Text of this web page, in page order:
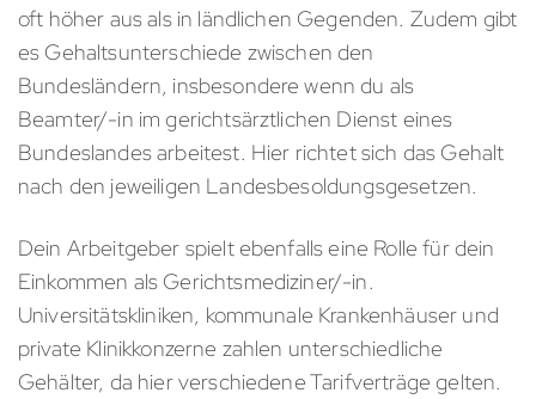
oft höher aus als in ländlichen Gegenden. Zudem gibt
es Gehaltsunterschiede zwischen den
Bundesländern, insbesondere wenn du als
Beamter/-in im gerichtsärztlichen Dienst eines
Bundeslandes arbeitest. Hier richtet sich das Gehalt
nach den jeweiligen Landesbesoldungsgesetzen.
Dein Arbeitgeber spielt ebenfalls eine Rolle für dein
Einkommen als Gerichtsmediziner/-in.
Universitätskliniken, kommunale Krankenhäuser und
private Klinikkonzerne zahlen unterschiedliche
Gehälter, da hier verschiedene Tarifverträge gelten.